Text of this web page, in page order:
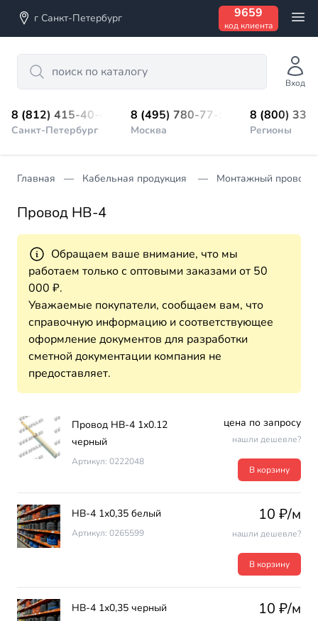
г Санкт-Петербург 9659
код клиента
Search
Вход
8 (812) 415-40-45
Санкт-Петербург
8 (495) 780-77-98
Москва
8 (800)
Регионы
Главная Кабельная продукция Монтажный провод
Провод НВ-4
Обращаем ваше внимание, что мы
работаем только с оптовыми заказами от 50
000 ₽.
Уважаемые покупатели, сообщаем вам, что
справочную информацию и соответствующее
оформление документов для разработки
сметной документации компания не
предоставляет.
Провод НВ-4 1х0.12
черный
Артикул: 0222048
цена по запросу
нашли дешевле?
В корзину
НВ-4 1х0,35 белый
Артикул: 0265599
10 ₽/м
нашли дешевле?
В корзину
НВ-4 1х0,35 черный 10 ₽/м